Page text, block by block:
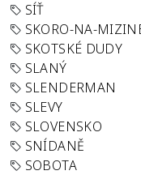
SÍŤ
SKORO-NA-
SKOTSKÉ DUDY
SLANÝ
SLENDERMAN
SLEVY
SLOVENSKO
SNÍDANĚ
SOBOTA